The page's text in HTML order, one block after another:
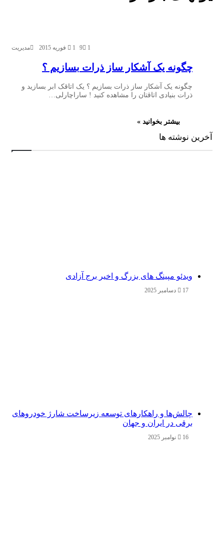
مدیریت 1 فوریه 2015 1
9
چگونه یک آشکار ساز ذرات بسازیم ؟
چگونه یک آشکار ساز ذرات بسازیم ؟ یک اتاقک ابر بسازید و
ذرات بنیادی اتاقتان را مشاهده کنید ! ساراچارلی…
بیشتر بخوانید »
آخرین نوشته ها
ویدئو مپینگ های بزرگ و اخیر برج آزادی
17 دسامبر 2025
چالش‌ها و راهکارهای توسعه زیرساخت شارژ خودروهای
برقی در ایران و جهان
16 نوامبر 2025